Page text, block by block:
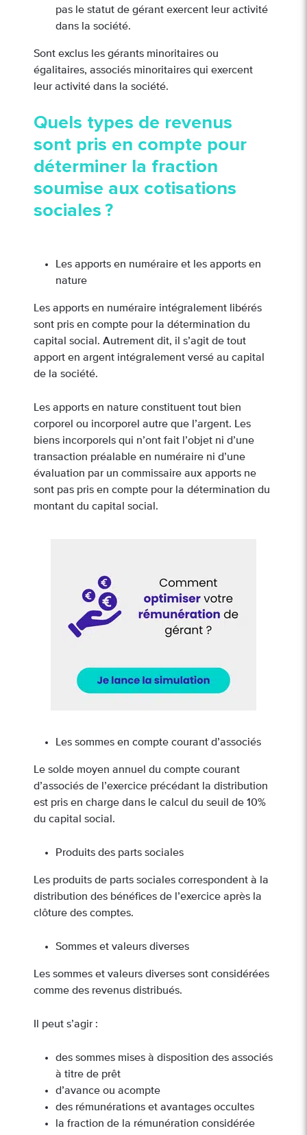
pas le statut de gérant exercent leur activité
dans la société.
Sont exclus les gérants minoritaires ou
égalitaires, associés minoritaires qui exercent
leur activité dans la société.
Quels types de revenus
sont pris en compte pour
déterminer la fraction
soumise aux cotisations
sociales ?
Les apports en numéraire et les apports en
nature
Les apports en numéraire intégralement libérés
sont pris en compte pour la détermination du
capital social. Autrement dit, il s’agit de tout
apport en argent intégralement versé au capital
de la société.
Les apports en nature constituent tout bien
corporel ou incorporel autre que l’argent. Les
biens incorporels qui n’ont fait l’objet ni d’une
transaction préalable en numéraire ni d’une
évaluation par un commissaire aux apports ne
sont pas pris en compte pour la détermination du
montant du capital social.
Les sommes en compte courant d’associés
Le solde moyen annuel du compte courant
d’associés de l’exercice précédant la distribution
est pris en charge dans le calcul du seuil de 10%
du capital social.
Produits des parts sociales
Les produits de parts sociales correspondent à la
distribution des bénéfices de l’exercice après la
clôture des comptes.
Sommes et valeurs diverses
Les sommes et valeurs diverses sont considérées
comme des revenus distribués.
Il peut s’agir :
des sommes mises à disposition des associés
à titre de prêt
d’avance ou acompte
des rémunérations et avantages occultes
la fraction de la rémunération considérée